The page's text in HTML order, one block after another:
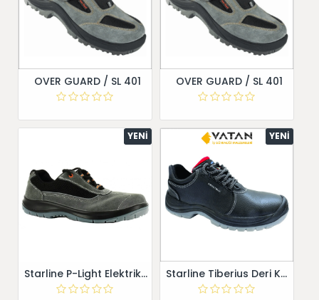
OVER GUARD / SL 401 OVER GUARD / SL 401
YENI
Starline P-Light Elektrikçi İş Güvenlik Ayakkabısı
YENI
Starline Tiberius Deri Koruyucu İş Ayakkabısı